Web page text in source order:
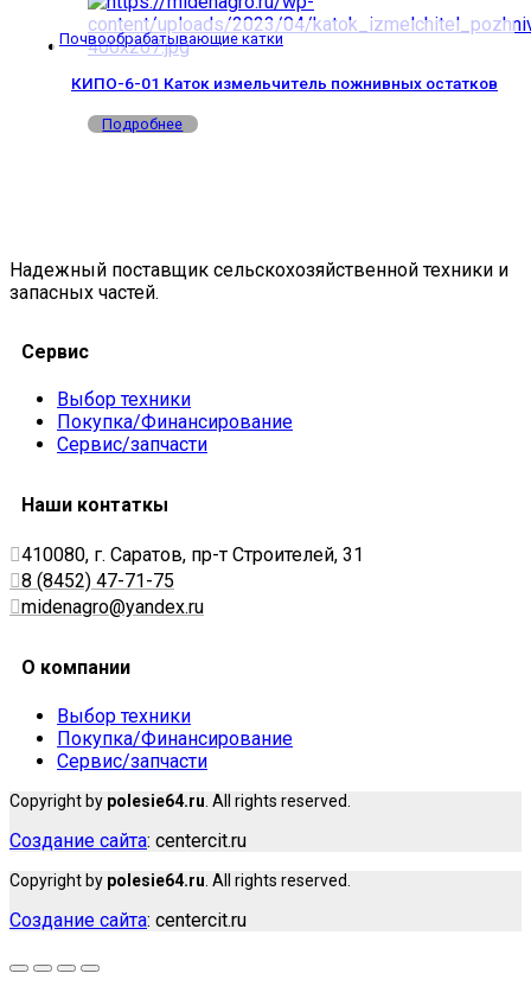
Почвообрабатывающие катки
КИПО-6-01 Каток измельчитель пожнивных остатков
Подробнее
Надежный поставщик сельскохозяйственной техники и
запасных частей.
Сервис
Выбор техники
Покупка/Финансирование
Сервис/запчасти
Наши контаткы
410080, г. Саратов, пр-т Строителей, 31
8 (8452) 47-71-75
midenagro@yandex.ru
О компании
Выбор техники
Покупка/Финансирование
Сервис/запчасти
Copyright by polesie64.ru . All rights reserved.
Создание сайта: centercit.ru
Copyright by polesie64.ru . All rights reserved.
Создание сайта: centercit.ru